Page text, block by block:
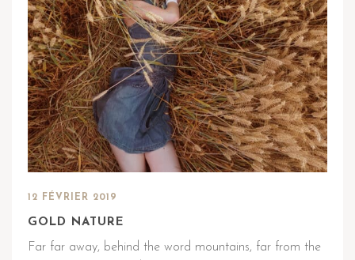
12 FÉVRIER 2019
GOLD NATURE
Far far away, behind the word mountains, far from the